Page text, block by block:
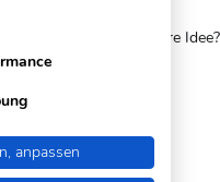
du hast eine bessere
anpassen